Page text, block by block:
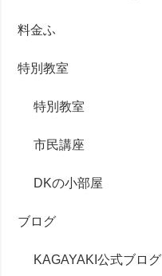
料金ふ
特別教室
特別教室
市民講座
DKの小部屋
ブログ
KAGAYAKI公式ブログ